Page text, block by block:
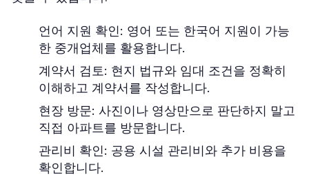
언어 지원 확인: 영어 또는 한국어 지원이 가능
한 중개업체를 활용합니다.
계약서 검토: 현지 법규와 임대 조건을 정확히
이해하고 계약서를 작성합니다.
현장 방문: 사진이나 영상만으로 판단하지 말고
직접 아파트를 방문합니다.
관리비 확인: 공용 시설 관리비와 추가 비용을
확인합니다.